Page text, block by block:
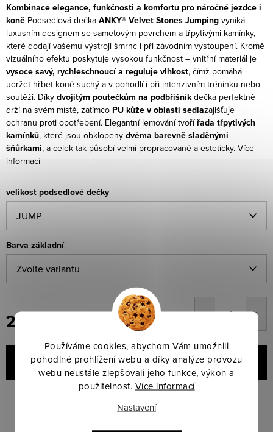
Používáme cookies, abychom Vám umožnili
pohodlné prohlížení webu a díky analýze provozu
webu neustále zlepšovali jeho funkce, výkon a
použitelnost. Více informací
Nastavení
Kombinace elegance, funkčnosti a komfortu pro náročné jezdce i
koně Podsedlová dečka ANKY® Velvet Stones Jumping vyniká
luxusním designem se sametovým povrchem a třpytivými kamínky,
které dodají vašemu výstroji šmrnc i při závodním vystoupení. Kromě
vizuálního efektu poskytuje vysokou funkčnost – vnitřní materiál je
vysoce savý, rychleschnoucí a reguluje vlhkost, čímž pomáhá
udržet hřbet koně suchý a v pohodlí i při intenzivním tréninku nebo
soutěži. Díky dvojitým poutečkům na podbřišníkdečka perfektně
drží na svém místě, zatímco PU kůže v oblasti sedlazajišťuje
ochranu proti opotřebení. Elegantní lemování tvořířada třpytivých
kamínků, které jsou obklopeny dvěma barevně sladěnými
šňůrkami, a celek tak působí velmi propracovaně a esteticky. Více
informací
velikost podsedlové dečky
Barva základní
2 059 Kč
cena:
VLOŽIT DO KOŠÍKU